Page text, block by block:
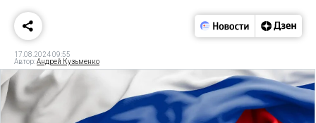
17.08.2024 09:55
Автор:Андрей Кузьменко